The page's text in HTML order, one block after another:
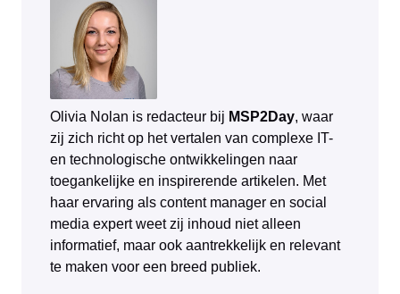
Olivia Nolan is redacteur bij MSP2Day, waar
zij zich richt op het vertalen van complexe IT-
en technologische ontwikkelingen naar
toegankelijke en inspirerende artikelen. Met
haar ervaring als content manager en social
media expert weet zij inhoud niet alleen
informatief, maar ook aantrekkelijk en relevant
te maken voor een breed publiek.